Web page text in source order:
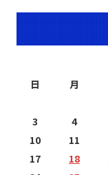
日
月
3
4
10
11
17
18